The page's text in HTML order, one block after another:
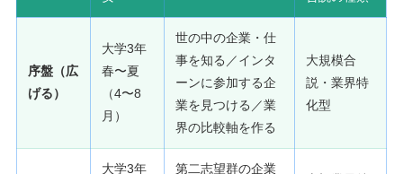
序盤（広
げる）
大学3年
春〜夏
（4〜8
月）
世の中の企業・仕
事を知る／インタ
ーンに参加する企
業を見つける／業
界の比較軸を作る
大規模合
説・業界特
化型
大学3年 第二志望群の企業